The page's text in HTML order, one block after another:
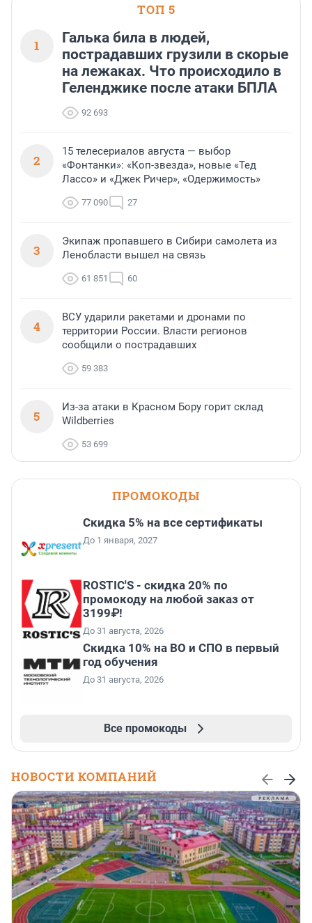
ТОП 5
1
Галька била в людей,
пострадавших грузили в скорые
на лежаках. Что происходило в
Геленджике после атаки БПЛА
92 693
2
15 телесериалов августа — выбор
«Фонтанки»: «Коп-звезда», новые «Тед
Лассо» и «Джек Ричер», «Одержимость»
77 090 27
3
Экипаж пропавшего в Сибири самолета из
Ленобласти вышел на связь
61 851 60
4
ВСУ ударили ракетами и дронами по
территории России. Власти регионов
сообщили о пострадавших
59 383
5
Из-за атаки в Красном Бору горит склад
Wildberries
53 699
ПРОМОКОДЫ
Скидка 5% на все сертификаты
До 1 января, 2027
ROSTIC'S - скидка 20% по
промокоду на любой заказ от
3199₽!
До 31 августа, 2026
Скидка 10% на ВО и СПО в первый
год обучения
До 31 августа, 2026
Все промокоды
НОВОСТИ КОМПАНИЙ